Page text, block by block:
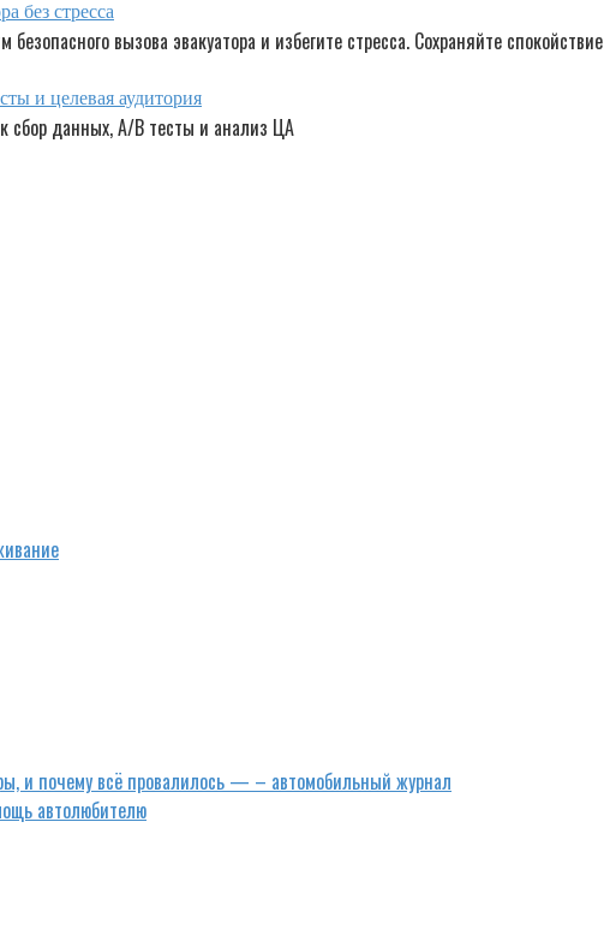
без стресса
вызова эвакуатора и избегите стресса. Сохраняйте спокойствие
и целевая аудитория
сбор данных, A/B тесты и анализ ЦА
и почему всё провалилось — – автомобильный журнал
автолюбителю